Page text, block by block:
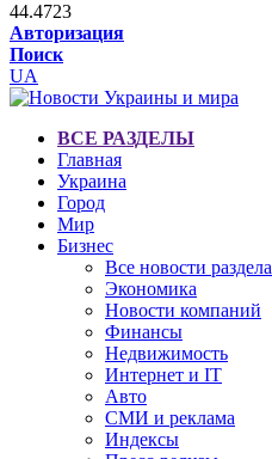
44.4723
Авторизация
Поиск
UA
ВСЕ РАЗДЕЛЫ
Главная
Украина
Город
Мир
Бизнес
Все новости раздела
Экономика
Новости компаний
Финансы
Недвижимость
Интернет и IT
Авто
СМИ и реклама
Индексы